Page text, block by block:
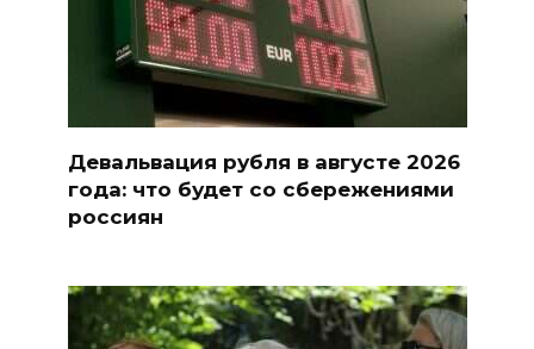
Девальвация рубля в августе 2026
года: что будет со сбережениями
россиян